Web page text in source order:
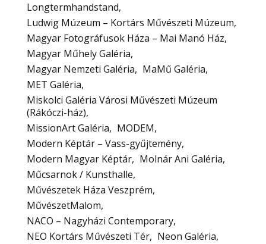
Longtermhandstand
Ludwig Múzeum – Kortárs Művészeti Múzeum
Magyar Fotográfusok Háza – Mai Manó Ház
Magyar Műhely Galéria
Magyar Nemzeti Galéria
MaMű Galéria
MET Galéria
Miskolci Galéria Városi Művészeti Múzeum
(Rákóczi-ház)
MissionArt Galéria
MODEM
Modern Képtár – Vass-gyűjtemény
Modern Magyar Képtár
Molnár Ani Galéria
Műcsarnok / Kunsthalle
Művészetek Háza Veszprém
MűvészetMalom
NACO – Nagyházi Contemporary
NEO Kortárs Művészeti Tér
Neon Galéria